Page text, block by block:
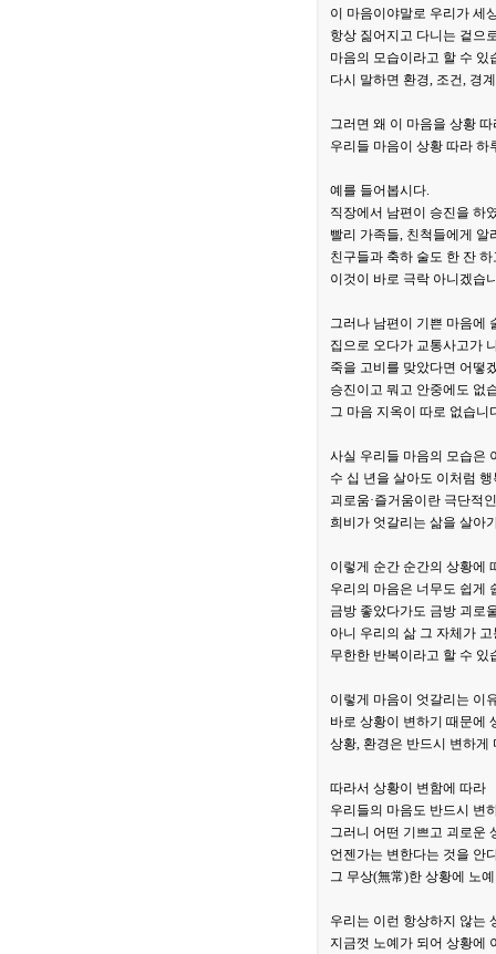
이 마음이야말로 우리가 세
항상 짊어지고 다니는 겉으
마음의 모습이라고 할 수 있
다시 말하면 환경, 조건, 경
그러면 왜 이 마음을 상황
우리들 마음이 상황 따라 하
예를 들어봅시다.
직장에서 남편이 승진을 하
빨리 가족들, 친척들에게 알
친구들과 축하 술도 한 잔 하
이것이 바로 극락 아니겠습
그러나 남편이 기쁜 마음에
집으로 오다가 교통사고가
죽을 고비를 맞았다면 어떻
승진이고 뭐고 안중에도 없
그 마음 지옥이 따로 없습니
사실 우리들 마음의 모습은
수 십 년을 살아도 이처럼 행
괴로움·즐거움이란 극단적
희비가 엇갈리는 삶을 살아
이렇게 순간 순간의 상황에
우리의 마음은 너무도 쉽게
금방 좋았다가도 금방 괴로
아니 우리의 삶 그 자체가
무한한 반복이라고 할 수 있
이렇게 마음이 엇갈리는 이
바로 상황이 변하기 때문에
상황, 환경은 반드시 변하게
따라서 상황이 변함에 따라
우리들의 마음도 반드시 변
그러니 어떤 기쁘고 괴로운
언젠가는 변한다는 것을 안
그 무상(無常)한 상황에 노
우리는 이런 항상하지 않는
지금껏 노예가 되어 상황에